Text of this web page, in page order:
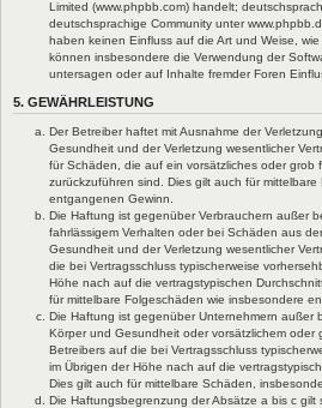
Limited (www.phpbb.com) handelt;
deutschsprachige Community unter
haben keinen Einfluss auf die Art und Weise,
können insbesondere die Verwendung der
untersagen oder auf Inhalte fremder Foren
5. GEWÄHRLEISTUNG
Der Betreiber haftet mit Ausnahme der
Gesundheit und der Verletzung wesentlicher
für Schäden, die auf ein vorsätzliches oder grob
zurückzuführen sind. Dies gilt auch für
entgangenen Gewinn.
Die Haftung ist gegenüber Verbrauchern außer
fahrlässigem Verhalten oder bei Schäden aus
Gesundheit und der Verletzung wesentlicher
die bei Vertragsschluss typischerweise
Höhe nach auf die vertragstypischen
für mittelbare Folgeschäden wie insbesondere
Die Haftung ist gegenüber Unternehmern außer
Körper und Gesundheit oder vorsätzlichem oder
Betreibers auf die bei Vertragsschluss
im Übrigen der Höhe nach auf die
Dies gilt auch für mittelbare Schäden,
Die Haftungsbegrenzung der Absätze a bis c